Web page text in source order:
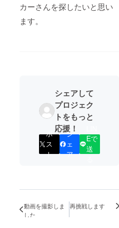
カーさんを探したいと思い
ます。
シェアして
プロジェク
トをもっと
応援！
ポ
ス
ト
シ
ェ
ア
Eで
送
動画を撮影しま
した
再挑戦します